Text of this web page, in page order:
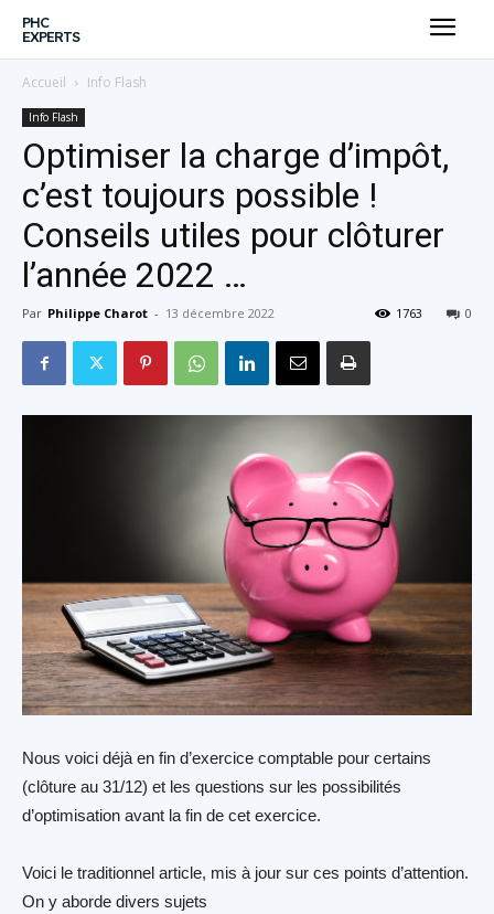
PHC
EXPERTS
Accueil Info Flash
Info Flash
Optimiser la charge d’impôt,
c’est toujours possible !
Conseils utiles pour clôturer
l’année 2022 …
Par Philippe Charot - 13 décembre 2022 0
1763
Nous voici déjà en fin d’exercice comptable pour certains
(clôture au 31/12) et les questions sur les possibilités
d’optimisation avant la fin de cet exercice.
Voici le traditionnel article, mis à jour sur ces points d’attention.
On y aborde divers sujets